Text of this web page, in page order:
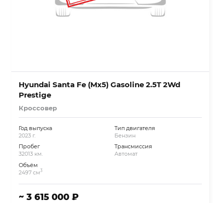
Hyundai Santa Fe (Mx5) Gasoline 2.5T 2Wd
Prestige
Кроссовер
Год выпуска
2023 г.
Пробег
32013 км.
Объём
2497 см3
Тип двигателя
Бензин
Трансмиссия
Автомат
~ 3 615 000 ₽